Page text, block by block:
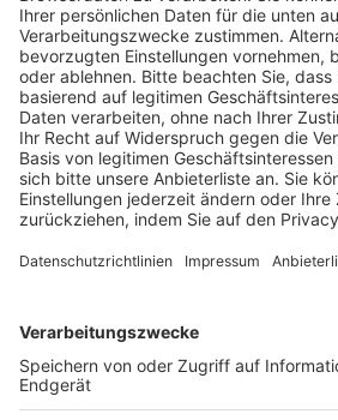
Trainerausbildung
Schulungsangebot Vereinsmitarbeiter
BFV-Geschäftsstellen
Trainerbörse
Login SpielPlus
FOLGE DEM BFV
TOP-VEREINE